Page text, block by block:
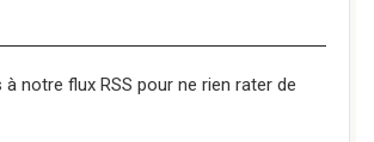
notre flux RSS pour ne rien rater de